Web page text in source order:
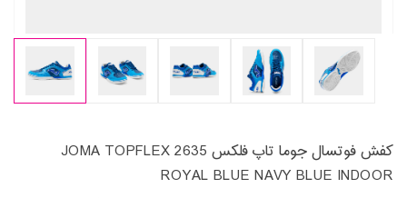
کفش فوتسال جوما تاپ فلکس JOMA TOPFLEX 2635
ROYAL BLUE NAVY BLUE INDOOR